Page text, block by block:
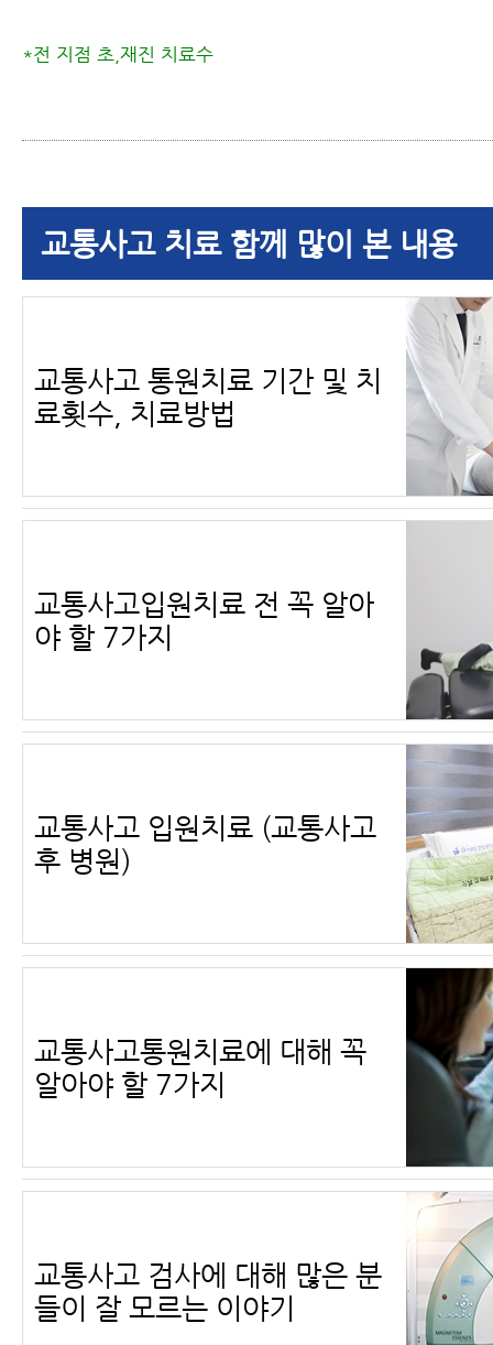
*전 지점 초,재진 치료수
교통사고 치료 함께 많이 본 내용
교통사고 통원치료 기간 및 치
료횟수, 치료방법
교통사고입원치료 전 꼭 알아
야 할 7가지
교통사고 입원치료 (교통사고
후 병원)
교통사고통원치료에 대해 꼭
알아야 할 7가지
교통사고 검사에 대해 많은 분
들이 잘 모르는 이야기